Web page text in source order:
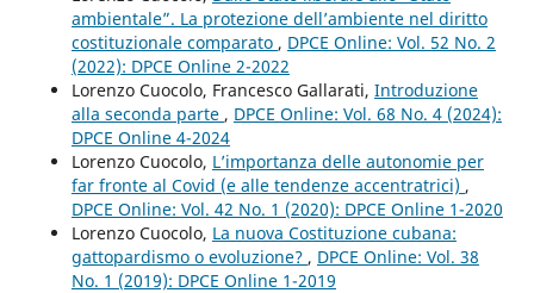
ambientale”. La protezione dell’ambiente nel diritto
costituzionale comparato , DPCE Online: Vol. 52 No. 2
(2022): DPCE Online 2-2022
Lorenzo Cuocolo, Francesco Gallarati, Introduzione
alla seconda parte , DPCE Online: Vol. 68 No. 4 (2024):
DPCE Online 4-2024
Lorenzo Cuocolo, L’importanza delle autonomie per
far fronte al Covid (e alle tendenze accentratrici) ,
DPCE Online: Vol. 42 No. 1 (2020): DPCE Online 1-2020
Lorenzo Cuocolo, La nuova Costituzione cubana:
gattopardismo o evoluzione? , DPCE Online: Vol. 38
No. 1 (2019): DPCE Online 1-2019